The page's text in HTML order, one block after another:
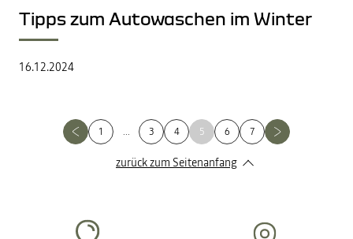
Tipps zum Autowaschen im Winter
16.12.2024
1 ... 3 4 5 6 7
zurück zum Seitenanfang